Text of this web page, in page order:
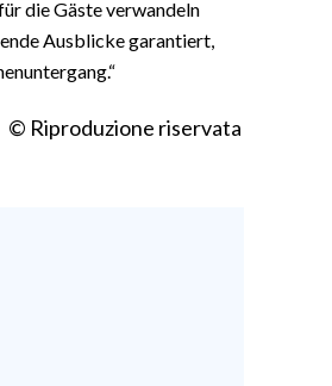
die Gäste verwandeln
Ausblicke garantiert,
© Riproduzione riservata